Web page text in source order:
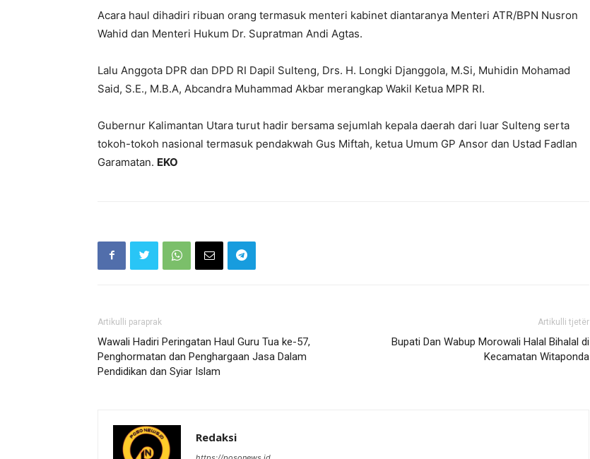
Acara haul dihadiri ribuan orang termasuk menteri kabinet diantaranya Menteri ATR/BPN Nusron
Wahid dan Menteri Hukum Dr. Supratman Andi Agtas.
Lalu Anggota DPR dan DPD RI Dapil Sulteng, Drs. H. Longki Djanggola, M.Si, Muhidin Mohamad
Said, S.E., M.B.A, Abcandra Muhammad Akbar merangkap Wakil Ketua MPR RI.
Gubernur Kalimantan Utara turut hadir bersama sejumlah kepala daerah dari luar Sulteng serta
tokoh-tokoh nasional termasuk pendakwah Gus Miftah, ketua Umum GP Ansor dan Ustad Fadlan
Garamatan. EKO
Artikulli paraprak
Wawali Hadiri Peringatan Haul Guru Tua ke-57,
Penghormatan dan Penghargaan Jasa Dalam
Pendidikan dan Syiar Islam
Artikulli tjetër
Bupati Dan Wabup Morowali Halal Bihalal di
Kecamatan Witaponda
Redaksi